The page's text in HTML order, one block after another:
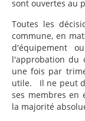
sont ouvertes au
Toutes les
commune, en
d'équipement
l'approbation du
une fois par
utile. Il ne peut
ses membres en
la majorité